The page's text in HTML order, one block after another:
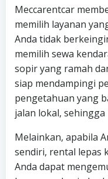
Meccarentcar
memilih layanan
Anda tidak
memilih sewa
sopir yang ramah
siap mendampingi
pengetahuan yang
jalan lokal,
Melainkan, apabila
sendiri, rental lepas
Anda dapat